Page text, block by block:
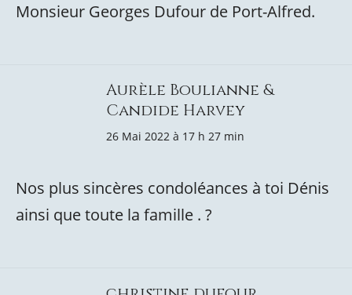
Monsieur Georges Dufour de Port-Alfred.
Aurèle Boulianne &
Candide Harvey
26 Mai 2022 à 17 h 27 min
Nos plus sincères condoléances à toi Dénis
ainsi que toute la famille . ?